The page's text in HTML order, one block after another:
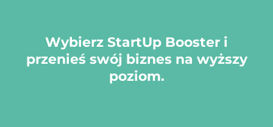
Wybierz StartUp Booster i
przenieś swój biznes na wyższy
poziom.